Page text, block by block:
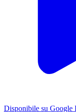
Disponibile su Google